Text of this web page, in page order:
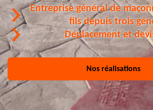
Entreprise général de
fils depuis trois
Déplacement et
Nos réalisations